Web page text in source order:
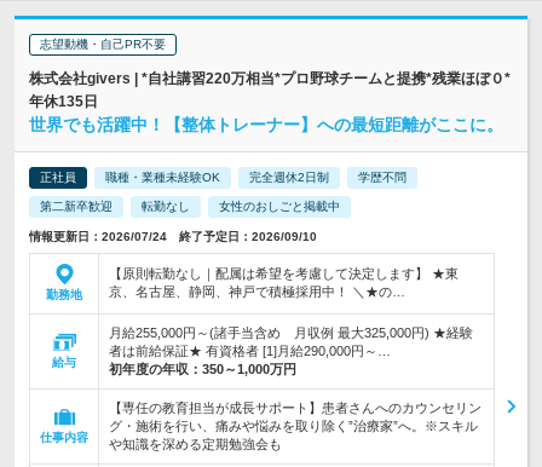
志望動機・自己PR不要
株式会社givers | *自社講習220万相当*プロ野球チームと提携*残業ほぼ０*
年休135日
世界でも活躍中！【整体トレーナー】への最短距離がここに。
正社員 職種・業種未経験OK 完全週休2日制 学歴不問
第二新卒歓迎 転勤なし 女性のおしごと掲載中
情報更新日：2026/07/24 終了予定日：2026/09/10
勤務地
【原則転勤なし｜配属は希望を考慮して決定します】 ★東
京、名古屋、静岡、神戸で積極採用中！ ＼★の…
給与
月給255,000円～(諸手当含め 月収例 最大325,000円) ★経験
者は前給保証★ 有資格者 [1]月給290,000円～…
初年度の年収： 350～1,000万円
仕事内容
【専任の教育担当が成長サポート】患者さんへのカウンセリン
グ・施術を行い、痛みや悩みを取り除く”治療家”へ。※スキル
や知識を深める定期勉強会も